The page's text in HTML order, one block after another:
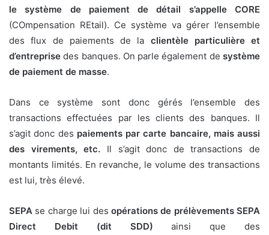
le système de paiement de détail s’appelle CORE
(COmpensation REtail). Ce système va gérer l’ensemble
des flux de paiements de la clientèle particulière et
d’entreprise des banques. On parle également de système
de paiement de masse.
Dans ce système sont donc gérés l’ensemble des
transactions effectuées par les clients des banques. Il
s’agit donc des paiements par carte bancaire, mais aussi
des virements, etc. Il s’agit donc de transactions de
montants limités. En revanche, le volume des transactions
est lui, très élevé.
SEPA se charge lui des opérations de prélèvements SEPA
Direct Debit (dit SDD) ainsi que des